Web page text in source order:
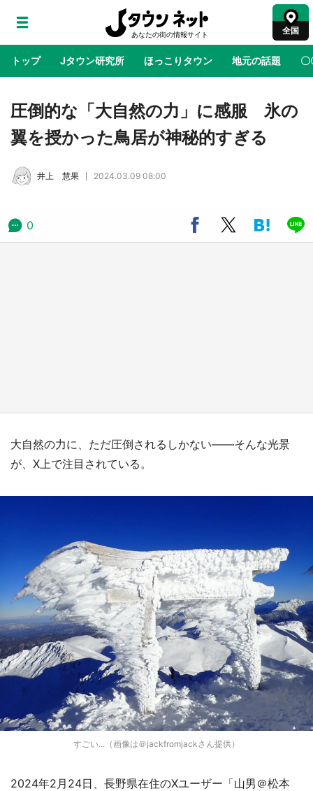
全国
トップ Jタウン研究所 ほっこりタウン 地元の話題 〇
地域×二次元 絶景 あの時はありがとう 物語がはじ
公式プロモ動画で「聖地」が生産されてます
『薬屋のひとりごと』の〝舞〟の世界に入り込
む 六本木ヒルズ展望台でコラボ、本邦初公開
圧倒的な「大自然の力」に感服 氷の
翼を授かった鳥居が神秘的すぎる
井上 慧果 2024.03.09 08:00
0
大自然の力に、ただ圧倒されるしかない――そんな光景
が、X上で注目されている。
すごい...（画像は＠jackfromjackさん提供）
2024年2月24日、長野県在住のXユーザー「山男＠松本